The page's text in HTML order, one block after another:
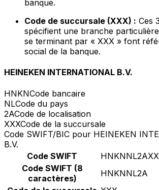
banque.
Code de succursale (XXX) : Ces
spécifient une branche
se terminant par « XXX » font
social de la banque.
HEINEKEN INTERNATIONAL B.V.
HNKNCode bancaire
NLCode du pays
2ACode de localisation
XXXCode de la succursale
Code SWIFT/BIC pour HEINEKEN
B.V.
Code SWIFT
Code SWIFT (8
caractères)
HNKNNL2A